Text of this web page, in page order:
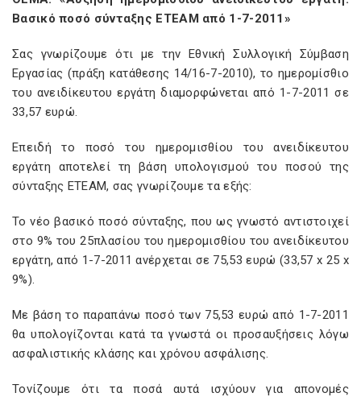
Βασικό ποσό σύνταξης ΕΤΕΑΜ από 1-7-2011»
Σας γνωρίζουμε ότι με την Εθνική Συλλογική Σύμβαση
Εργασίας (πράξη κατάθεσης 14/16-7-2010), το ημερομίσθιο
του ανειδίκευτου εργάτη διαμορφώνεται από 1-7-2011 σε
33,57 ευρώ.
Επειδή το ποσό του ημερομισθίου του ανειδίκευτου
εργάτη αποτελεί τη βάση υπολογισμού του ποσού της
σύνταξης ΕΤΕΑΜ, σας γνωρίζουμε τα εξής:
Το νέο βασικό ποσό σύνταξης, που ως γνωστό αντιστοιχεί
στο 9% του 25πλασίου του ημερομισθίου του ανειδίκευτου
εργάτη, από 1-7-2011 ανέρχεται σε 75,53 ευρώ (33,57 x 25 x
9%).
Με βάση το παραπάνω ποσό των 75,53 ευρώ από 1-7-2011
θα υπολογίζονται κατά τα γνωστά οι προσαυξήσεις λόγω
ασφαλιστικής κλάσης και χρόνου ασφάλισης.
Τονίζουμε ότι τα ποσά αυτά ισχύουν για απονομές